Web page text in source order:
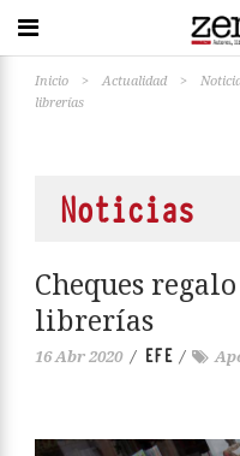
Inicio > Actualidad >
librerías
Noticias
Cheques
librerías
16 Abr 2020 / EFE /